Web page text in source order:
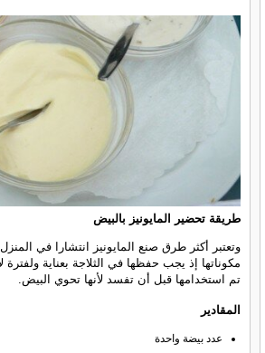
طريقة تحضير المايونيز بالبيض
وتعتبر أكثر طرق صنع المايونيز انتشارا في
مكوناتها إذ يجب حفظها في الثلاجة بعناية ولفترة
تم استخدامها قبل أن تفسد لأنها تحوي البيض.
المقادير
عدد بيضة واحدة